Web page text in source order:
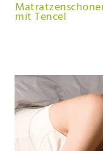
mit Tencel